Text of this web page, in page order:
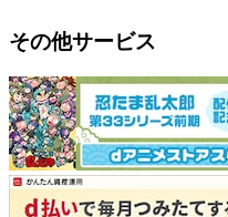
その他サービス